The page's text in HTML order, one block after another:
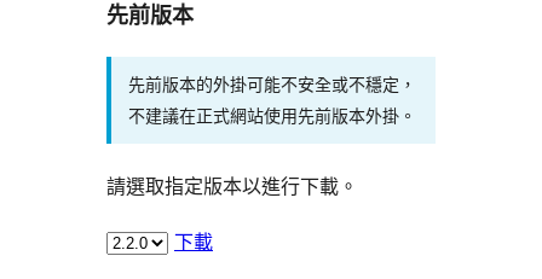
先前版本
先前版本的外掛可能不安全或不穩定，
不建議在正式網站使用先前版本外掛。
請選取指定版本以進行下載。
下載